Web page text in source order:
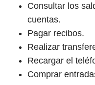
Consultar los
cuentas.
Pagar recibos.
Realizar
Recargar el
Comprar